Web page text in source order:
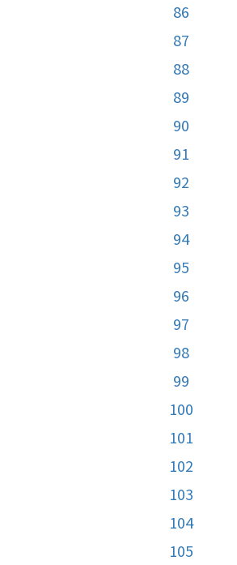
86
87
88
89
90
91
92
93
94
95
96
97
98
99
100
101
102
103
104
105